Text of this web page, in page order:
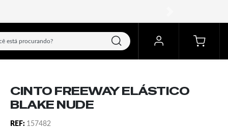
CINTO FREEWAY ELÁSTICO
BLAKE NUDE
REF: 157482